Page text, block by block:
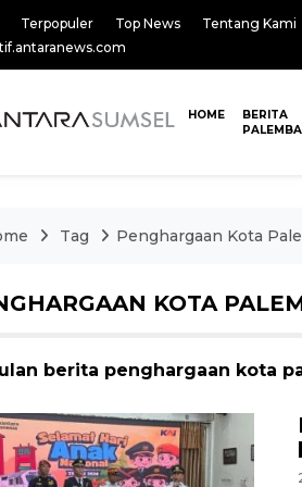
Terpopuler Top News
Tentang Kami
HOME
BERITA
Tag Penghargaan Kota
KOTA
berita penghargaan kota